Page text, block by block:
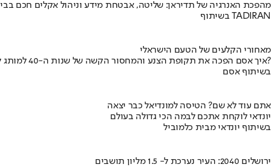
מהפכת האנרגיה של תדיראן: שליטה, אבטחת מידע וניהול אקלים חכם
בשיתוף TADIRAN
מאחורי הקלעים של הטעם הישראלי
איך אסם הפכה את תקופת הצנע והמחסור הקשה של שנות ה-40 למותג לאומי?
בשיתוף אסם
אתם עוד לא שם? הטיסה למונדיאל כבר יצאה
יונדאי לוקחת אתכם לבמה הכי גדולה בעולם
בשיתוף יונדאי מבית כלמוביל
ירושלים 2040: העיר נערכת ל- 1.5 מליון תושבים